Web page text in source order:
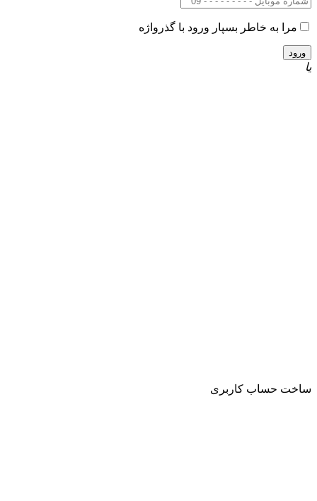
مرا به خاطر بسپار ورود با گذرواژه
یا
ساخت حساب کاربری